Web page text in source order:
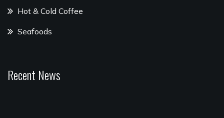
Hot & Cold Coffee
Seafoods
Recent News